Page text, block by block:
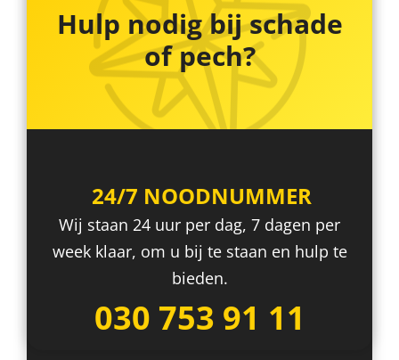
Hulp nodig bij schade
of pech?
24/7 NOODNUMMER
Wij staan 24 uur per dag, 7 dagen per
week klaar, om u bij te staan en hulp te
bieden.
030 753 91 11